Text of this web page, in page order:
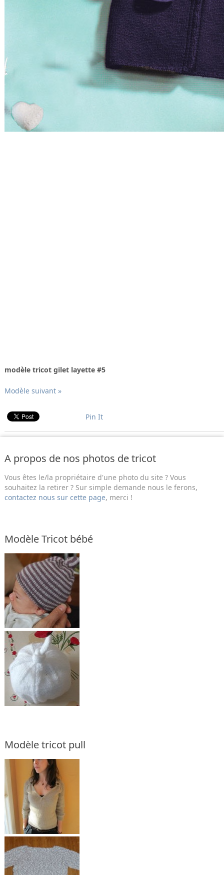
modèle tricot gilet layette #5
Modèle suivant »
Pin It
A propos de nos photos de tricot
Vous êtes le/la propriétaire d'une photo du site ? Vous
souhaitez la retirer ? Sur simple demande nous le ferons,
contactez nous sur cette page, merci !
Modèle Tricot bébé
Modèle tricot pull